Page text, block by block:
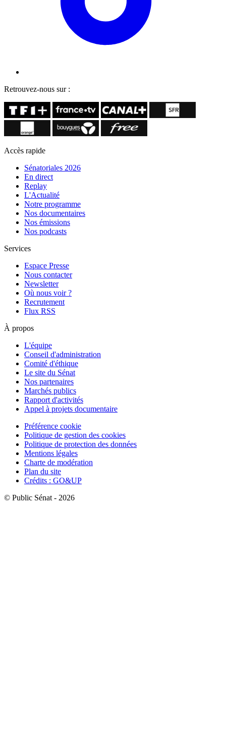
Retrouvez-nous sur :
Accès rapide
Sénatoriales 2026
En direct
Replay
L'Actualité
Notre programme
Nos documentaires
Nos émissions
Nos podcasts
Services
Espace Presse
Nous contacter
Newsletter
Où nous voir ?
Recrutement
Flux RSS
À propos
L'équipe
Conseil d'administration
Comité d'éthique
Le site du Sénat
Nos partenaires
Marchés publics
Rapport d'activités
Appel à projets documentaire
Préférence cookie
Politique de gestion des cookies
Politique de protection des données
Mentions légales
Charte de modération
Plan du site
Crédits : GO&UP
© Public Sénat - 2026